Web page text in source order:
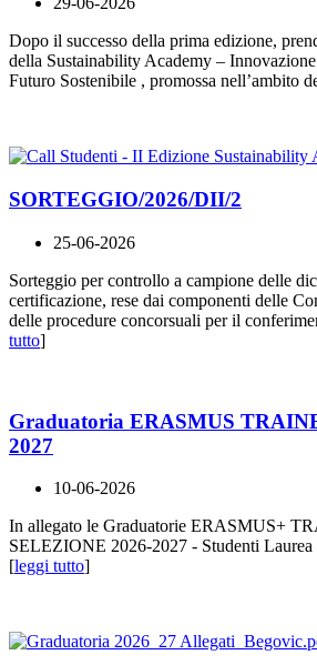
Dopo il successo della prima edizione,
della Sustainability Academy –
Futuro Sostenibile , promossa nell’ambito
SORTEGGIO/2026/DII/2
25-06-2026
Sorteggio per controllo a campione delle
certificazione, rese dai componenti delle
delle procedure concorsuali per il
tutto]
Graduatoria ERASMUS
2027
10-06-2026
In allegato le Graduatorie ERASMUS+
SELEZIONE 2026-2027 - Studenti Laurea
[leggi tutto]